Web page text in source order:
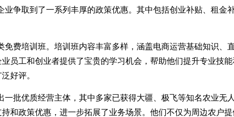
取到了一系列丰厚的政策优惠。其中包括创业补贴、租金
培训班。培训班内容丰富多样，涵盖电商运营基础知识、
员工和创业者提供了宝贵的学习机会，帮助他们提升专业技
好评。
优质经营主体，其中多家已获得大疆、极飞等知名农业无
和政策优惠，进一步拓展了业务场景。他们不仅为周边农户